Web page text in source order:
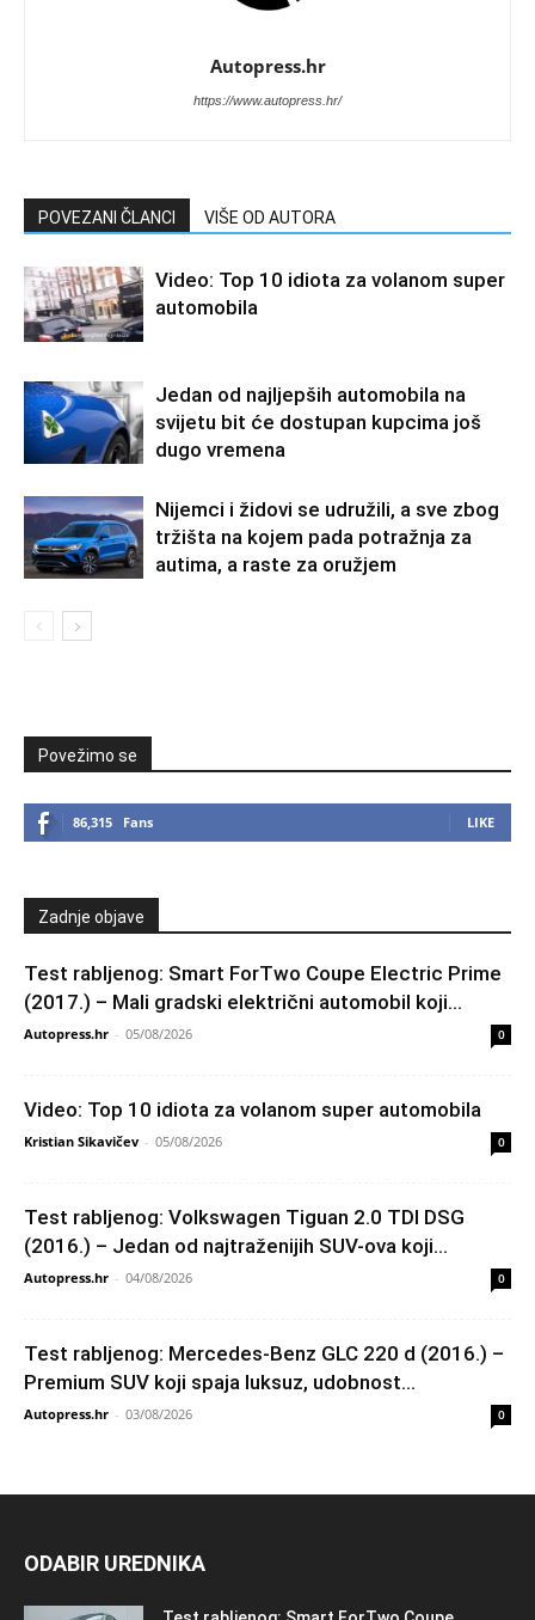
Autopress.hr
https://www.autopress.hr/
POVEZANI ČLANCI VIŠE OD AUTORA
Video: Top 10 idiota za volanom super
automobila
Jedan od najljepših automobila na
svijetu bit će dostupan kupcima još
dugo vremena
Nijemci i židovi se udružili, a sve zbog
tržišta na kojem pada potražnja za
autima, a raste za oružjem
Povežimo se
86,315 Fans LIKE
Zadnje objave
Test rabljenog: Smart ForTwo Coupe Electric Prime
(2017.) – Mali gradski električni automobil koji...
Autopress.hr - 05/08/2026 0
Video: Top 10 idiota za volanom super automobila
Kristian Sikavičev - 05/08/2026 0
Test rabljenog: Volkswagen Tiguan 2.0 TDI DSG
(2016.) – Jedan od najtraženijih SUV-ova koji...
Autopress.hr - 04/08/2026 0
Test rabljenog: Mercedes-Benz GLC 220 d (2016.) –
Premium SUV koji spaja luksuz, udobnost...
Autopress.hr - 03/08/2026 0
ODABIR UREDNIKA